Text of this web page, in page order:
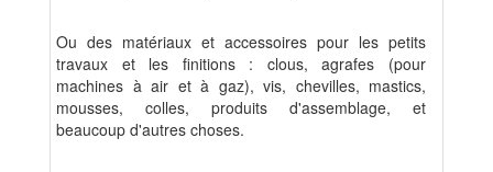
Ou des matériaux et accessoires pour les petits
travaux et les finitions : clous, agrafes (pour
machines à air et à gaz), vis, chevilles, mastics,
mousses, colles, produits d'assemblage, et
beaucoup d'autres choses.